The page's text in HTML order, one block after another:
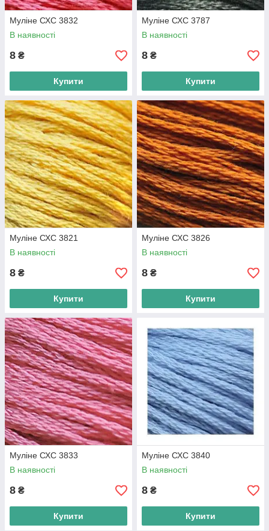
Муліне СХС 3832
В наявності
8 ₴
Купити
Муліне СХС 3787
В наявності
8 ₴
Купити
Муліне СХС 3821
В наявності
8 ₴
Купити
Муліне СХС 3826
В наявності
8 ₴
Купити
Муліне СХС 3833
В наявності
8 ₴
Купити
Муліне СХС 3840
В наявності
8 ₴
Купити